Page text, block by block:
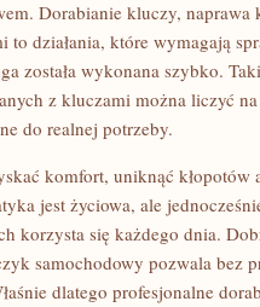
Dorabianie kluczy,
działania, które wymagają
została wykonana szybko.
z kluczami można liczyć
do realnej potrzeby.
komfort, uniknąć kłopotów
jest życiowa, ale
korzysta się każdego dnia.
samochodowy pozwala bez
dlatego profesjonalne